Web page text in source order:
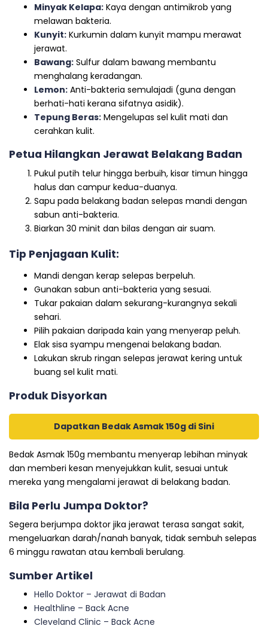
Minyak Kelapa: Kaya dengan antimikrob yang
melawan bakteria.
Kunyit: Kurkumin dalam kunyit mampu merawat
jerawat.
Bawang: Sulfur dalam bawang membantu
menghalang keradangan.
Lemon: Anti-bakteria semulajadi (guna dengan
berhati-hati kerana sifatnya asidik).
Tepung Beras: Mengelupas sel kulit mati dan
cerahkan kulit.
Petua Hilangkan Jerawat Belakang Badan
Pukul putih telur hingga berbuih, kisar timun hingga
halus dan campur kedua-duanya.
Sapu pada belakang badan selepas mandi dengan
sabun anti-bakteria.
Biarkan 30 minit dan bilas dengan air suam.
Tip Penjagaan Kulit:
Mandi dengan kerap selepas berpeluh.
Gunakan sabun anti-bakteria yang sesuai.
Tukar pakaian dalam sekurang-kurangnya sekali
sehari.
Pilih pakaian daripada kain yang menyerap peluh.
Elak sisa syampu mengenai belakang badan.
Lakukan skrub ringan selepas jerawat kering untuk
buang sel kulit mati.
Produk Disyorkan
Dapatkan Bedak Asmak 150g di Sini
Bedak Asmak 150g membantu menyerap lebihan minyak
dan memberi kesan menyejukkan kulit, sesuai untuk
mereka yang mengalami jerawat di belakang badan.
Bila Perlu Jumpa Doktor?
Segera berjumpa doktor jika jerawat terasa sangat sakit,
mengeluarkan darah/nanah banyak, tidak sembuh selepas
6 minggu rawatan atau kembali berulang.
Sumber Artikel
Hello Doktor – Jerawat di Badan
Healthline – Back Acne
Cleveland Clinic – Back Acne